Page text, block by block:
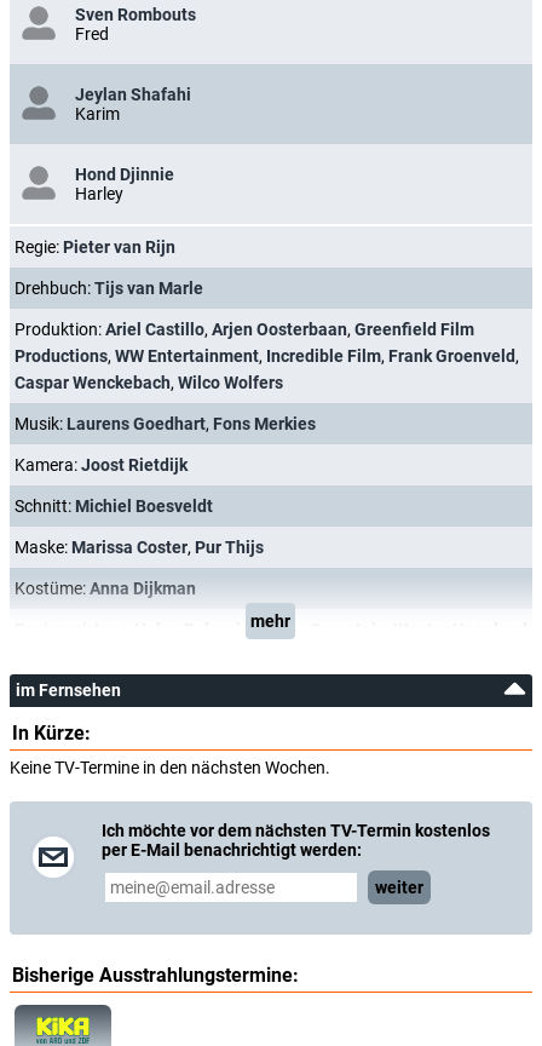
Sven Rombouts
Fred
Jeylan Shafahi
Karim
Hond Djinnie
Harley
Regie: Pieter van Rijn
Drehbuch:Tijs van Marle
Produktion:Ariel Castillo, Arjen Oosterbaan, Greenfield Film
Productions, WW Entertainment, Incredible Film, Frank Groenveld,
Caspar Wenckebach, Wilco Wolfers
Musik: Laurens Goedhart, Fons Merkies
Kamera:Joost Rietdijk
Schnitt: Michiel Boesveldt
Maske: Marissa Coster, Pur Thijs
Kostüme:Anna Dijkman
Noortje Gerestein
mehr
im Fernsehen
In Kürze:
Keine TV-Termine in den nächsten Wochen.
Ich möchte vor dem nächsten TV-Termin kostenlos
per E-Mail benachrichtigt werden:
weiter
Bisherige Ausstrahlungstermine: